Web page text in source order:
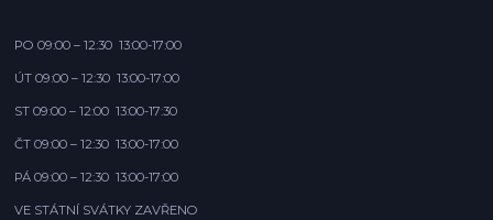
PO 09:00 – 12:30 13:00-17:00
ÚT 09:00 – 12:30 13:00-17:00
ST 09:00 – 12:00 13:00-17:30
ČT 09:00 – 12:30 13:00-17:00
PÁ 09:00 – 12:30 13:00-17:00
VE STÁTNÍ SVÁTKY ZAVŘENO